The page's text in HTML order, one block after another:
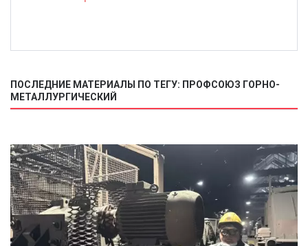
ПОСЛЕДНИЕ МАТЕРИАЛЫ ПО ТЕГУ: ПРОФСОЮЗ ГОРНО-
МЕТАЛЛУРГИЧЕСКИЙ